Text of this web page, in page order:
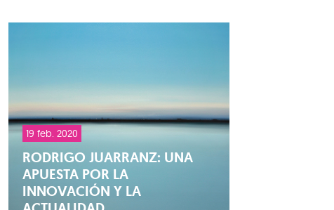
19 feb. 2020
RODRIGO JUARRANZ: UNA
APUESTA POR LA
INNOVACIÓN Y LA